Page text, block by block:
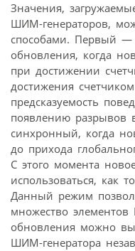
Значения,
ШИМ-генераторов,
способами. Первый —
обновления, когда
при достижении
достижения
предсказуемость
появлению разрывов
синхронный, когда
до прихода
С этого момента
использоваться, как
Данный режим
множество
обновления можно
ШИМ-генератора